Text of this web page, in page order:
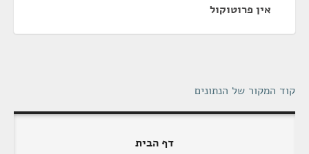
אין פרוטוקול
קוד המקור של הנתונים
דף הבית